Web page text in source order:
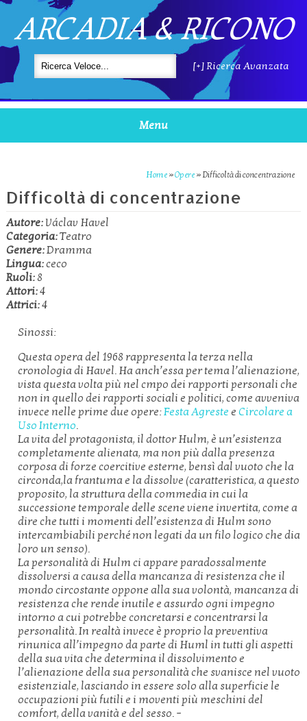
ARCADIA & RICONO
[+] Ricerca Avanzata
Menu
Home »Opere » Difficoltà di concentrazione
Difficoltà di concentrazione
Autore:Václav Havel
Categoria:Teatro
Genere:Dramma
Lingua:ceco
Ruoli:8
Attori:4
Attrici:4
Sinossi:
Questa opera del 1968 rappresenta la terza nella
cronologia di Havel. Ha anch’essa per tema l’alienazione,
vista questa volta più nel cmpo dei rapporti personali che
non in quello dei rapporti sociali e politici, come avveniva
invece nelle prime due opere:Festa Agreste eCircolare a
Uso Interno.
La vita del protagonista, il dottor Hulm, è un’esistenza
completamente alienata, ma non più dalla presenza
corposa di forze coercitive esterne, bensì dal vuoto che la
circonda,la frantuma e la dissolve (caratteristica, a questo
proposito, la struttura della commedia in cui la
successione temporale delle scene viene invertita, come a
dire che tutti i momenti dell’esistenza di Hulm sono
intercambiabili perché non legati da un filo logico che dia
loro un senso).
La personalità di Hulm ci appare paradossalmente
dissolversi a causa della mancanza di resistenza che il
mondo circostante oppone alla sua volontà, mancanza di
resistenza che rende inutile e assurdo ogni impegno
intorno a cui potrebbe concretarsi e concentrarsi la
personalità. In realtà invece è proprio la preventiva
rinunica all’impegno da parte di Huml in tutti gli aspetti
della sua vita che determina il dissolvimento e
l’alienazione della sua personalità che svanisce nel vuoto
esistenziale, lasciando in essere solo alla superficie le
occupazioni più futili e i moventi più meschini del
comfort, della vanità e del sesso. –